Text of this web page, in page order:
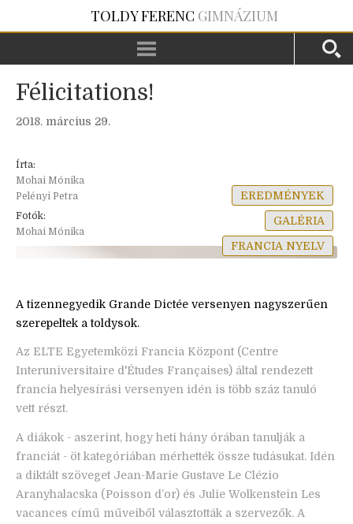
TOLDY FERENC GIMNÁZIUM
Félicitations!
2018. március 29.
Írta:
Mohai Mónika
Pelényi Petra
Fotók:
Mohai Mónika
EREDMÉNYEK
GALÉRIA
FRANCIA NYELV
A tizennegyedik Grande Dictée versenyen nagyszerűen
szerepeltek a toldysok.
Az ELTE Egyetemközi Francia Központ (Centre
Interuniversitaire d'Études Françaises) által rendezett
francia helyesírási versenyen idén is több száz tanuló
vett részt.
A diákok - aszerint, hogy heti hány órában tanulják a
franciát - öt kategóriában mérhették össze tudásukat. Idén
a diktált szöveget Jean-Marie Gustave Le Clézio
Aranyhalacska (Poisson d’or) és Julie Wolkenstein Les
vacances című műveiből választották a szervezők. A